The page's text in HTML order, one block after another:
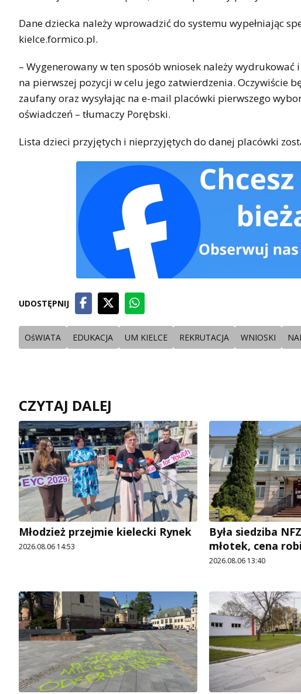
Dane dziecka należy wprowadzić do systemu wypełniając
kielce.formico.pl.
– Wygenerowany w ten sposób wniosek należy
na pierwszej pozycji w celu jego zatwierdzenia. Oczywiście
zaufany oraz wysyłając na e-mail placówki pierwszego
oświadczeń – tłumaczy Porębski.
Lista dzieci przyjętych i nieprzyjętych do danej placówki
UDOSTĘPNIJ
OśWIATA EDUKACJA UM KIELCE REKRUTACJA WNIOSKI
CZYTAJ DALEJ
Młodzież przejmie kielecki Rynek
2026.08.06 14:53
Była siedziba
młotek, cena
2026.08.06 13:40